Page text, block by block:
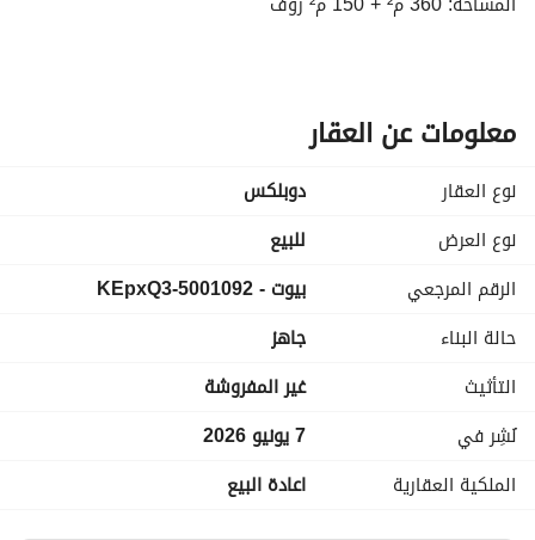
البلكونات: 2 بلكونة بإطلالة رائعة
المطبخ: مجهز بالكامل
عدد الأدوار: أرضي + بيزمنت
التشطيب: سوبر لوكس
السعر: 12,500,000 جنيه
مميزات الوحدة:
تصميم داخلي عصري وراقي
إضاءة وتهوية ممتازة
موقع استراتيجي بالقرب من الخدمات، المدارس والمولات
معلومات عن العقار
نوع العقار
دوبلكس
نوع العرض
للبيع
الرقم المرجعي
بيوت - 5001092-KEpxQ3
حالة البناء
جاهز
التأثيث
غير المفروشة
نُشِر في
7 يونيو 2026
الملكية العقارية
اعادة البيع